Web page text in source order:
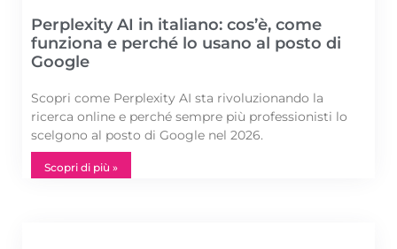
Perplexity AI in italiano: cos’è, come
funziona e perché lo usano al posto di
Google
Scopri come Perplexity AI sta rivoluzionando la
ricerca online e perché sempre più professionisti lo
scelgono al posto di Google nel 2026.
Scopri di più »